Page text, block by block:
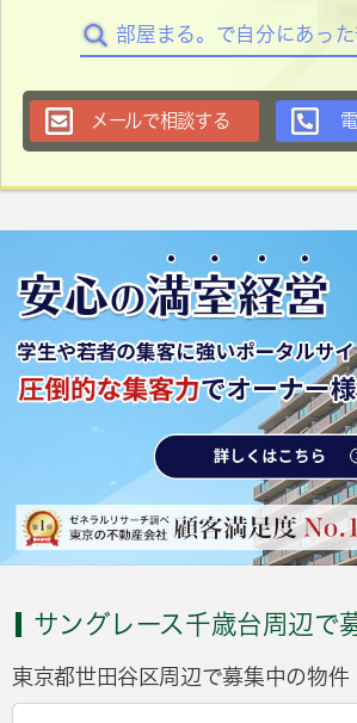
部屋まる。で自分にあっ
メールで相談する
サングレース千歳台周辺で
東京都世田谷区周辺で募集中の物件